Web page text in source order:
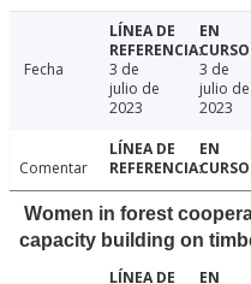
Fecha
3 de
julio de
2023
3 de
julio de
2023
Comentar
Women in forest
capacity building on